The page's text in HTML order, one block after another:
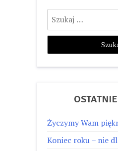
Szukaj:
Życzymy Wam
Koniec roku – nie